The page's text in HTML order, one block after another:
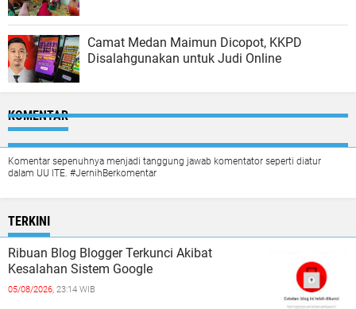
Camat Medan Maimun Dicopot, KKPD
Disalahgunakan untuk Judi Online
KOMENTAR
Komentar sepenuhnya menjadi tanggung jawab komentator seperti diatur
dalam UU ITE. #JernihBerkomentar
TERKINI
Ribuan Blog Blogger Terkunci Akibat
Kesalahan Sistem Google
05/08/2026, 23:14 WIB